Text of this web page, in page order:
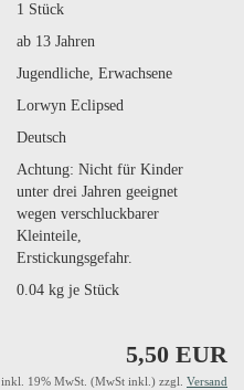
1 Stück
ab 13 Jahren
Jugendliche, Erwachsene
Lorwyn Eclipsed
Deutsch
Achtung: Nicht für Kinder
unter drei Jahren geeignet
wegen verschluckbarer
Kleinteile,
Erstickungsgefahr.
0.04kg je Stück
5,50 EUR
inkl. 19% MwSt. (MwSt inkl.) zzgl. Versand